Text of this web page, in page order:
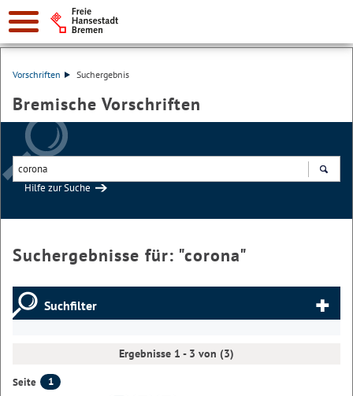
Vorschriften Suchergebnis
Bremische Vorschriften
Hilfe zur Suche
Suchergebnisse für: "corona"
Suchfilter
Ergebnisse 1 - 3 von (3)
Seite
1